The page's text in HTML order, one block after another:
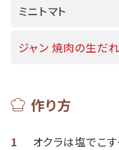
ミニトマト
ジャン 焼肉の生だれ
作り方
1
オクラは塩でこす